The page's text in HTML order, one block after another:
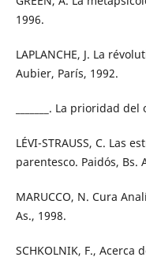
1996.
LAPLANCHE, J. La
Aubier, París, 1992.
_______. La prioridad
LÉVI-STRAUSS, C. Las
parentesco. Paidós, Bs.
MARUCCO, N. Cura
As., 1998.
SCHKOLNIK, F., Acerca